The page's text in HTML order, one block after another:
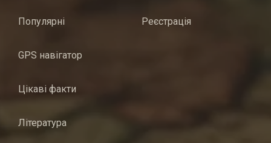
Популярні
GPS навігатор
Цікаві факти
Література
Реєстрація